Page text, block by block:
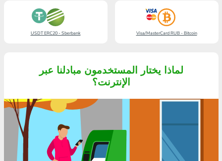
USDT ERC20 - Sberbank Visa/MasterCard RUB - Bitcoin
لماذا يختار المستخدمون مبادلنا عبر
الإنترنت؟